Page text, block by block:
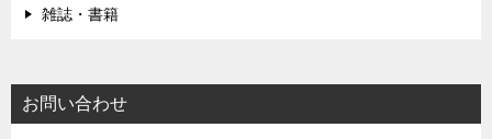
雑誌・書籍
お問い合わせ